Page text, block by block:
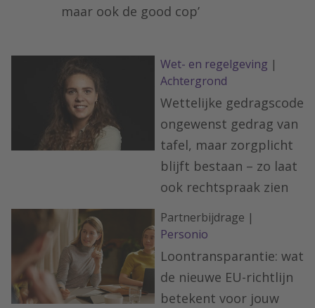
maar ook de good cop’
Wet- en regelgeving |
Achtergrond
Wettelijke gedragscode
ongewenst gedrag van
tafel, maar zorgplicht
blijft bestaan – zo laat
ook rechtspraak zien
Partnerbijdrage |
Personio
Loontransparantie: wat
de nieuwe EU-richtlijn
betekent voor jouw